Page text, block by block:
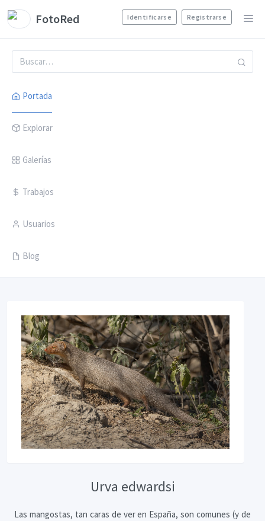
FotoRed Identificarse Registrarse
Portada
Explorar
Galerías
Trabajos
Usuarios
Blog
Urva edwardsi
Las mangostas, tan caras de ver en España, son comunes (y de